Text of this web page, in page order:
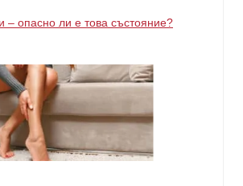
– опасно ли е това състояние?